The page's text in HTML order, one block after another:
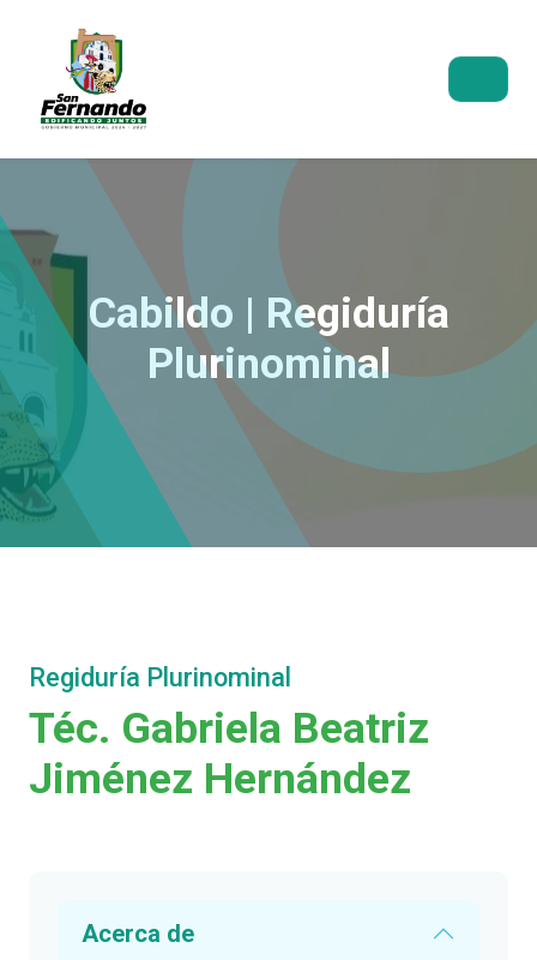
Cabildo | Regiduría
Plurinominal
Regiduría Plurinominal
Téc. Gabriela Beatriz
Jiménez Hernández
Acerca de